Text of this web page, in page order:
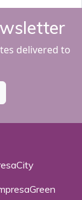
delivered to